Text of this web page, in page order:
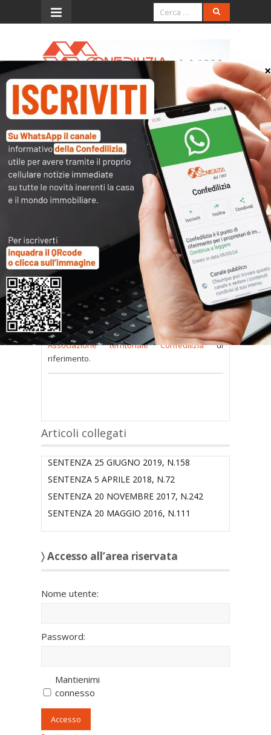
Menu
SENTENZA 8 MAGGIO 2009,
N. 139 (art. 2, commi 35 e
36 legge n. 244/2007)
L’accesso al contenuto
completo è riservato ai
soli utenti abilitati.
Tutti i documenti presenti nelle Banche dati
sonoa disposizione dei soci ma per poterli
consultare occorre
inserire i dati di accesso
nel modulo a destra della pagina
Se non possiedi nome utente e password
oppure li haismarriti richiedili alla tua
Associazione territoriale Confediliziadi
riferimento.
Articoli collegati
SENTENZA 25 GIUGNO 2019, N.158
SENTENZA 5 APRILE 2018, N.72
SENTENZA 20 NOVEMBRE 2017, N.242
SENTENZA 20 MAGGIO 2016, N.111
〉 Accesso all’area riservata
Nome utente:
Password:
Mantienimi
connesso
Accesso